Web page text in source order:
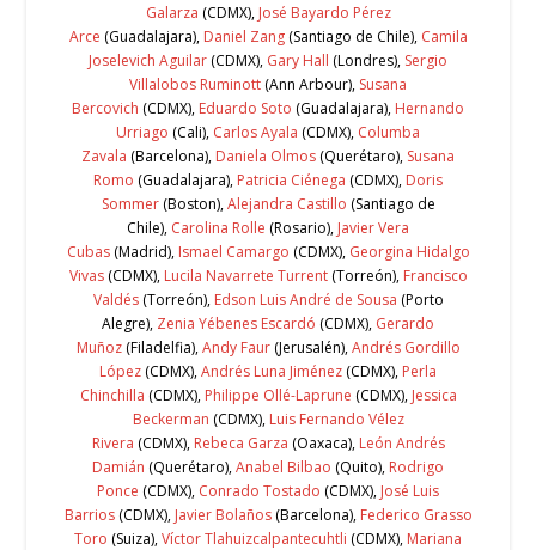
Galarza (CDMX), José Bayardo Pérez
Arce (Guadalajara), Daniel Zang(Santiago de Chile), Camila
Joselevich Aguilar (CDMX), Gary Hall (Londres), Sergio
Villalobos Ruminott (Ann Arbour), Susana
Bercovich (CDMX), Eduardo Soto (Guadalajara), Hernando
Urriago (Cali), Carlos Ayala (CDMX), Columba
Zavala (Barcelona), Daniela Olmos (Querétaro), Susana
Romo (Guadalajara), Patricia Ciénega (CDMX), Doris
Sommer(Boston),Alejandra Castillo (Santiago de
Chile), Carolina Rolle (Rosario), Javier Vera
Cubas(Madrid), Ismael Camargo (CDMX), Georgina Hidalgo
Vivas(CDMX), Lucila Navarrete Turrent(Torreón), Francisco
Valdés(Torreón), Edson Luis André de Sousa (Porto
Alegre), Zenia Yébenes Escardó (CDMX), Gerardo
Muñoz(Filadelfia),Andy Faur(Jerusalén),Andrés Gordillo
López (CDMX),Andrés Luna Jiménez (CDMX), Perla
Chinchilla (CDMX), Philippe Ollé-Laprune (CDMX), Jessica
Beckerman (CDMX), Luis Fernando Vélez
Rivera (CDMX), Rebeca Garza (Oaxaca), León Andrés
Damián (Querétaro),Anabel Bilbao (Quito), Rodrigo
Ponce (CDMX), Conrado Tostado (CDMX), José Luis
Barrios(CDMX), Javier Bolaños(Barcelona), Federico Grasso
Toro (Suiza),Víctor Tlahuizcalpantecuhtli (CDMX), Mariana